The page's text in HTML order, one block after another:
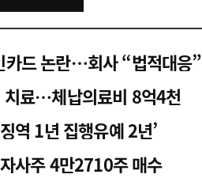
카드 논란…회사 “법적대응”
치료…체납의료비 8억4천
역 1년 집행유예 2년’
사주 4만2710주 매수